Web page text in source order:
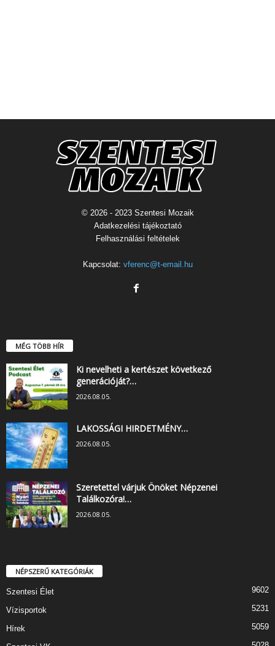
© 2026 - 2023 Szentesi Mozaik
Adatkezelési tájékoztató
Felhasználási feltételek
Kapcsolat: vferenc@t-email.hu
MÉG TÖBB HÍR
Ki nevelheti a kertészet következő
generációját?…
2026.08.05.
LAKOSSÁGI HIRDETMÉNY…
2026.08.05.
Szeretettel várjuk Önöket Népzenei
Találkozóra!…
2026.08.05.
NÉPSZERŰ KATEGÓRIÁK
Szentesi Élet 9602
Vízisportok 5231
Hírek 5059